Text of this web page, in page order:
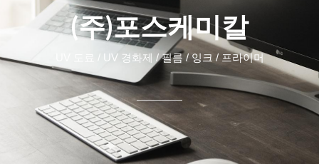
(주)포스케미칼
UV 도료 / UV 경화제 / 필름 / 잉크 / 프라이머